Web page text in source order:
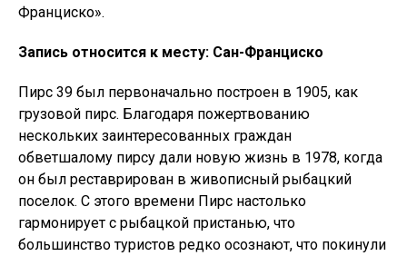
Франциско».
Запись относится к месту: Сан-Франциско
Пирс 39 был первоначально построен в 1905, как
грузовой пирс. Благодаря пожертвованию
нескольких заинтересованных граждан
обветшалому пирсу дали новую жизнь в 1978, когда
он был реставрирован в живописный рыбацкий
поселок. С этого времени Пирс настолько
гармонирует с рыбацкой пристанью, что
большинство туристов редко осознают, что покинули